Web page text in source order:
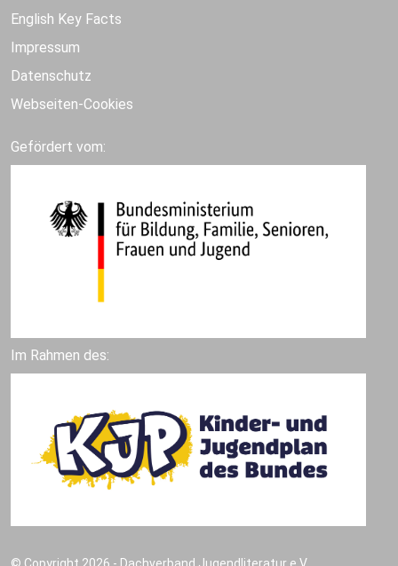
English Key Facts
Impressum
Datenschutz
Webseiten-Cookies
Gefördert vom:
Im Rahmen des: